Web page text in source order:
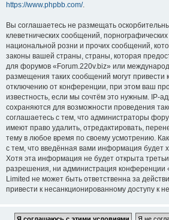
https://www.phpbb.com/.
Вы соглашаетесь не размещать
клеветнических сообщений,
национальной розни и прочих сообщений,
законы вашей страны, страны, которая
для форумов «Forum.220v.biz» или
размещения таких сообщений могут
отключению от конференции, при этом ваш
известность, если мы сочтём это нужным. IP-
сохраняются для возможности проведения
соглашаетесь с тем, что администраторы
имеют право удалить, отредактировать,
тему в любое время по своему усмотрению.
с тем, что введённая вами информация будет
Хотя эта информация не будет открыта
разрешения, ни администрация конференции
Limited не может быть ответственна за
привести к несанкционированному доступу к